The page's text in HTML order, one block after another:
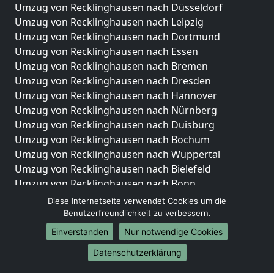
Umzug von Recklinghausen nach Düsseldorf
Umzug von Recklinghausen nach Leipzig
Umzug von Recklinghausen nach Dortmund
Umzug von Recklinghausen nach Essen
Umzug von Recklinghausen nach Bremen
Umzug von Recklinghausen nach Dresden
Umzug von Recklinghausen nach Hannover
Umzug von Recklinghausen nach Nürnberg
Umzug von Recklinghausen nach Duisburg
Umzug von Recklinghausen nach Bochum
Umzug von Recklinghausen nach Wuppertal
Umzug von Recklinghausen nach Bielefeld
Umzug von Recklinghausen nach Bonn
Umzug von Recklinghausen nach Münster
Internationale-Umzüge
Umzug von Recklinghausen nach Brasilien
Umzug von Recklinghausen nach Brunei
Darussalam
Diese Internetseite verwendet Cookies um die
Benutzerfreundlichkeit zu verbessern.
Einverstanden
Nur notwendige Cookies
Datenschutzerklärung